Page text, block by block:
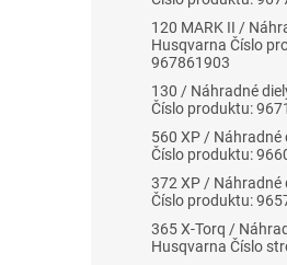
120 MARK II /
Husqvarna Číslo
967861903
130 / Náhradné
Číslo produktu:
560 XP / Náhradné
Číslo produktu:
372 XP / Náhradné
Číslo produktu:
365 X-Torq /
Husqvarna Číslo